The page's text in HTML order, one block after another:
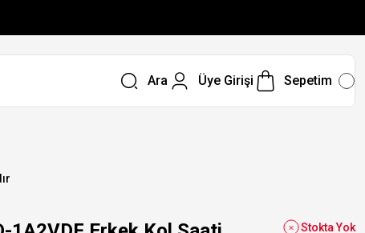
Ara Üye Girişi Sepetim
Stokta Yok